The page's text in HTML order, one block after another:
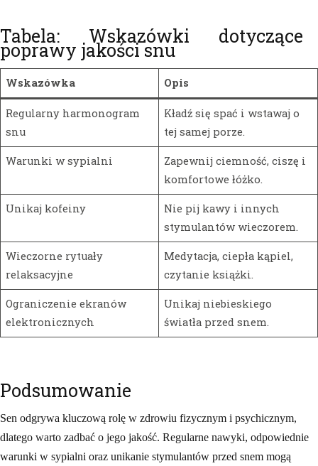
Tabela: Wskazówki dotyczące
poprawy jakości snu
Wskazówka Opis
Regularny harmonogram
snu
Kładź się spać i wstawaj o
tej samej porze.
Warunki w sypialni
Zapewnij ciemność, ciszę i
komfortowe łóżko.
Unikaj kofeiny
Nie pij kawy i innych
stymulantów wieczorem.
Wieczorne rytuały
relaksacyjne
Medytacja, ciepła kąpiel,
czytanie książki.
Ograniczenie ekranów
elektronicznych
Unikaj niebieskiego
światła przed snem.
Podsumowanie
Sen odgrywa kluczową rolę w zdrowiu fizycznym i psychicznym,
dlatego warto zadbać o jego jakość. Regularne nawyki, odpowiednie
warunki w sypialni oraz unikanie stymulantów przed snem mogą